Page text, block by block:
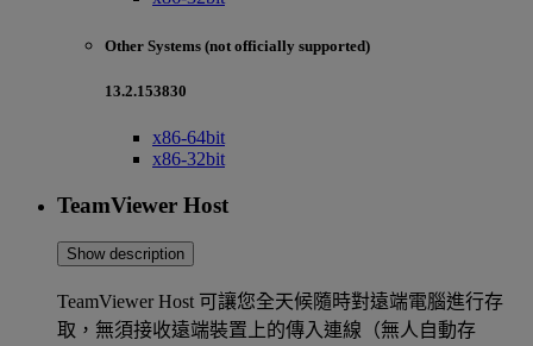
Other Systems (not officially supported)
13.2.153830
x86-64bit
x86-32bit
TeamViewer Host
Show description
TeamViewer Host 可讓您全天候隨時對遠端電腦進行存
取，無須接收遠端裝置上的傳入連線（無人自動存